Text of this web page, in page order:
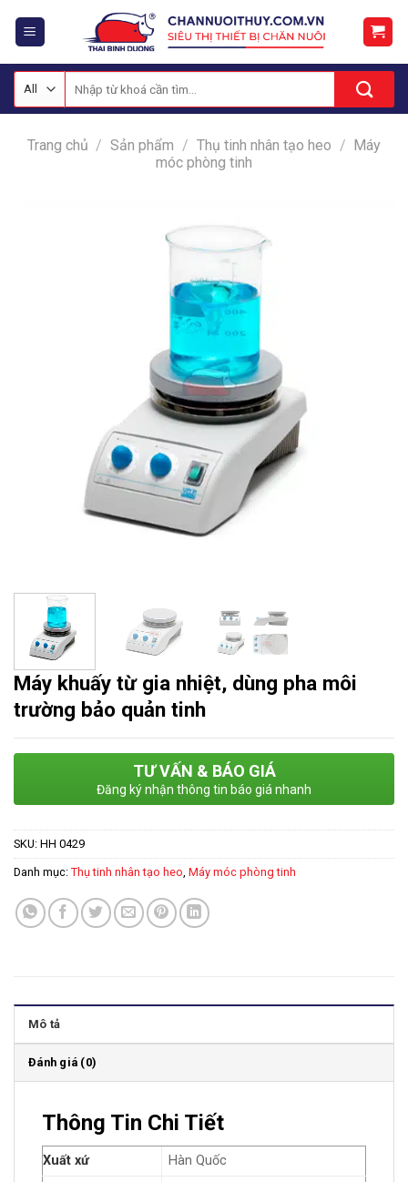
kiếm:
Trang chủ / Sản phẩm / Thụ tinh nhân tạo heo / Máy
móc phòng tinh
Máy khuấy từ gia nhiệt, dùng pha môi
trường bảo quản tinh
TƯ VẤN & BÁO GIÁ
Đăng ký nhận thông tin báo giá nhanh
SKU: HH 0429
Danh mục: Thụ tinh nhân tạo heo Máy móc phòng tinh
Mô tả
Đánh giá (0)
Thông Tin Chi Tiết
Xuất xứ Hàn Quốc